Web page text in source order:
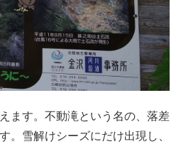
ます。不動滝という名の、落差
。雪解けシーズにだけ出現し、